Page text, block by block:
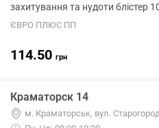
захитування та нудоти блістер
ЄВРО ПЛЮС ПП
114.50 грн
Краматорск 14
м. Краматорськ, вул.